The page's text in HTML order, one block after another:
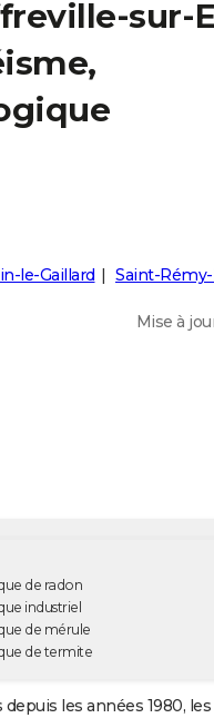
sur-
le-Gaillard Saint-
Mise à
de radon
industriel
de mérule
de termite
les années 1980,